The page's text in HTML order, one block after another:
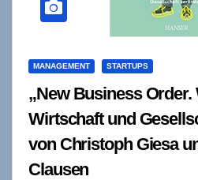
MANAGEMENT STARTUPS
„New Business Order.
Wirtschaft und
von Christoph Giesa
Clausen